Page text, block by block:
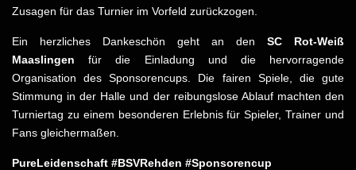
Zusagen für das Turnier im Vorfeld zurückzogen.
Ein herzliches Dankeschön geht an den SC Rot-Weiß
Maaslingen für die Einladung und die hervorragende
Organisation des Sponsorencups. Die fairen Spiele, die gute
Stimmung in der Halle und der reibungslose Ablauf machten den
Turniertag zu einem besonderen Erlebnis für Spieler, Trainer und
Fans gleichermaßen.
PureLeidenschaft #BSVRehden #Sponsorencup